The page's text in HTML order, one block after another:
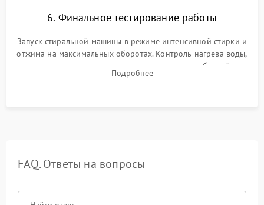
6. Финальное тестирование работы
Запуск стиральной машины в режиме интенсивной стирки и
отжима на максимальных оборотах. Контроль нагрева воды,
корректности слива, отсутствия излишних вибраций,
посторонних стуков и протечек под корпусом.
Подробнее
FAQ. Ответы на вопросы